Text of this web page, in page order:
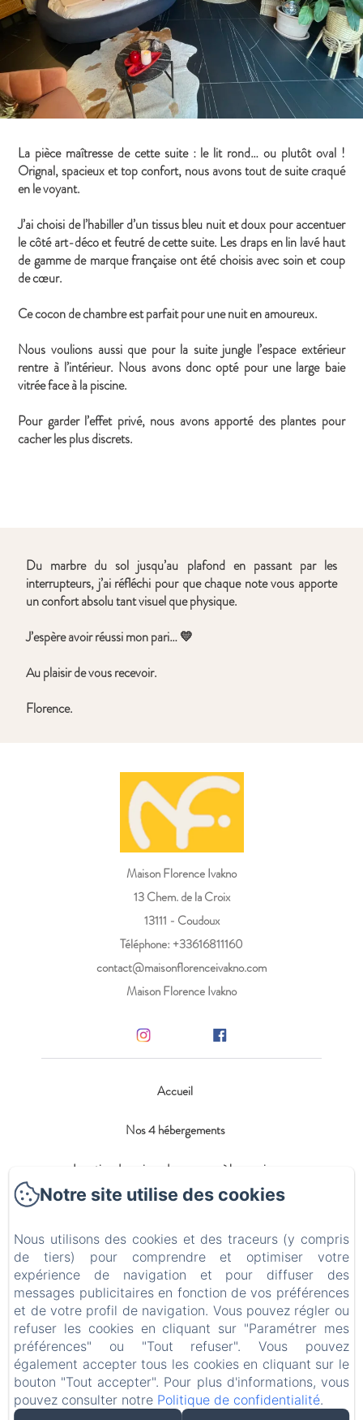
La pièce maîtresse de cette suite : le lit rond… ou plutôt oval !
Orignal, spacieux et top confort, nous avons tout de suite craqué
en le voyant.
J’ai choisi de l’habiller d’un tissus bleu nuit et doux pour accentuer
le côté art-déco et feutré de cette suite. Les draps en lin lavé haut
de gamme de marque française ont été choisis avec soin et coup
de cœur.
Ce cocon de chambre est parfait pour une nuit en amoureux.
Nous voulions aussi que pour la suite jungle l’espace extérieur
rentre à l’intérieur. Nous avons donc opté pour une large baie
vitrée face à la piscine.
Pour garder l’effet privé, nous avons apporté des plantes pour
cacher les plus discrets.
Du marbre du sol jusqu’au plafond en passant par les
interrupteurs, j’ai réfléchi pour que chaque note vous apporte
un confort absolu tant visuel que physique.
J’espère avoir réussi mon pari… 💛
Au plaisir de vous recevoir.
Florence.
Maison Florence Ivakno
13 Chem. de la Croix
13111 - Coudoux
Téléphone: +33616811160
contact@maisonflorenceivakno.com
Maison Florence Ivakno
Accueil
Nos 4 hébergements
Location de maison de vacances à la semaine
Contact
Politique de confidentialité
Informations légales
Informations sur les cookies
EN FR
Notre site utilise des cookies
Nous utilisons des cookies et des traceurs (y compris
de tiers) pour comprendre et optimiser votre
expérience de navigation et pour diffuser des
messages publicitaires en fonction de vos préférences
et de votre profil de navigation. Vous pouvez régler ou
refuser les cookies en cliquant sur "Paramétrer mes
préférences" ou "Tout refuser". Vous pouvez
également accepter tous les cookies en cliquant sur le
bouton "Tout accepter". Pour plus d'informations, vous
pouvez consulter notre Politique de confidentialité.